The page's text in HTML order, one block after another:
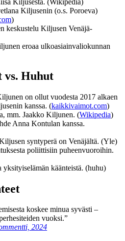
Kiljusenin (o.s. Poroeva)
)
keskustelu Kiljusen Venäjä-
eroaa ulkoasiainvaliokunnan
vs. Huhut
on ollut vuodesta 2017 alkaen
kanssa. (kaikkivaimot.com)
mm. Jaakko Kiljunen. (Wikipedia)
Anna Kontulan kanssa.
syntyperä on Venäjältä. (Yle)
poliittisiin puheenvuoroihin.
yksityiselämän käänteistä. (huhu)
koskee minua syvästi –
vuoksi.”
2024